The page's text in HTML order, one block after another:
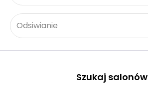
Odsiwianie
Szukaj salonów